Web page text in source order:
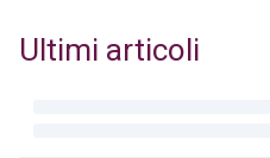
Ultimi articoli